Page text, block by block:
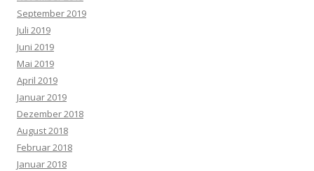
September 2019
Juli 2019
Juni 2019
Mai 2019
April 2019
Januar 2019
Dezember 2018
August 2018
Februar 2018
Januar 2018